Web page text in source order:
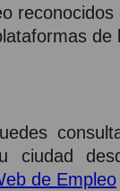
de
ciudad
de Empleo